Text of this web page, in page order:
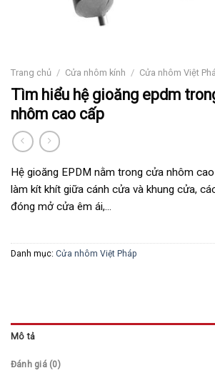
Trang chủ / Cửa nhôm kính / Cửa nhôm Việt
Tìm hiểu hệ gioăng epdm
nhôm cao cấp
Hệ gioăng EPDM nằm trong cửa nhôm
làm kít khít giữa cánh cửa và khung cửa,
đóng mở cửa êm ái,…
Danh mục: Cửa nhôm Việt Pháp
Mô tả
Đánh giá (0)